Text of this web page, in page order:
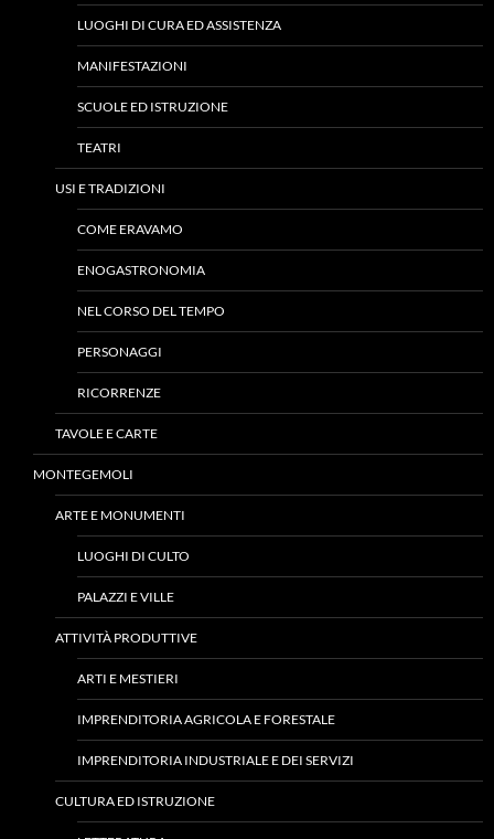
LUOGHI DI CURA ED ASSISTENZA
MANIFESTAZIONI
SCUOLE ED ISTRUZIONE
TEATRI
USI E TRADIZIONI
COME ERAVAMO
ENOGASTRONOMIA
NEL CORSO DEL TEMPO
PERSONAGGI
RICORRENZE
TAVOLE E CARTE
MONTEGEMOLI
ARTE E MONUMENTI
LUOGHI DI CULTO
PALAZZI E VILLE
ATTIVITÀ PRODUTTIVE
ARTI E MESTIERI
IMPRENDITORIA AGRICOLA E FORESTALE
IMPRENDITORIA INDUSTRIALE E DEI SERVIZI
CULTURA ED ISTRUZIONE